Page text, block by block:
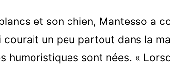
et son chien, Mantesso a
un peu partout dans la
humoristiques sont nées. «